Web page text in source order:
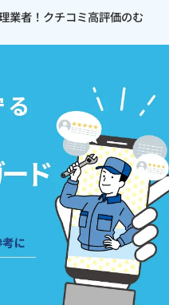
業者！クチコミ高評価のむ